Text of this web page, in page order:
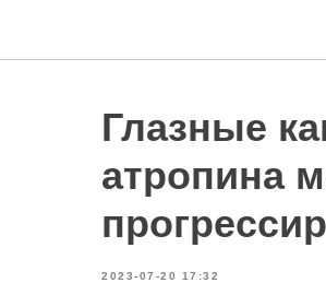
Глазные
атропина
2023-07-20 17:32